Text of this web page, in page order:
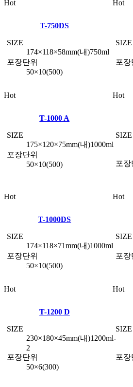
Hot
T-750DS
SIZE
174×118×58mm(내)750ml
포장단위
50×10(500)
Hot
SIZE
포장
Hot
T-1000 A
SIZE
175×120×75mm(내)1000ml
포장단위
50×10(500)
Hot
SIZE
포장
Hot
T-1000DS
SIZE
174×118×71mm(내)1000ml
포장단위
50×10(500)
Hot
SIZE
포장
Hot
T-1200 D
SIZE
230×180×45mm(내)1200ml-
2
포장단위
50×6(300)
Hot
SIZE
포장